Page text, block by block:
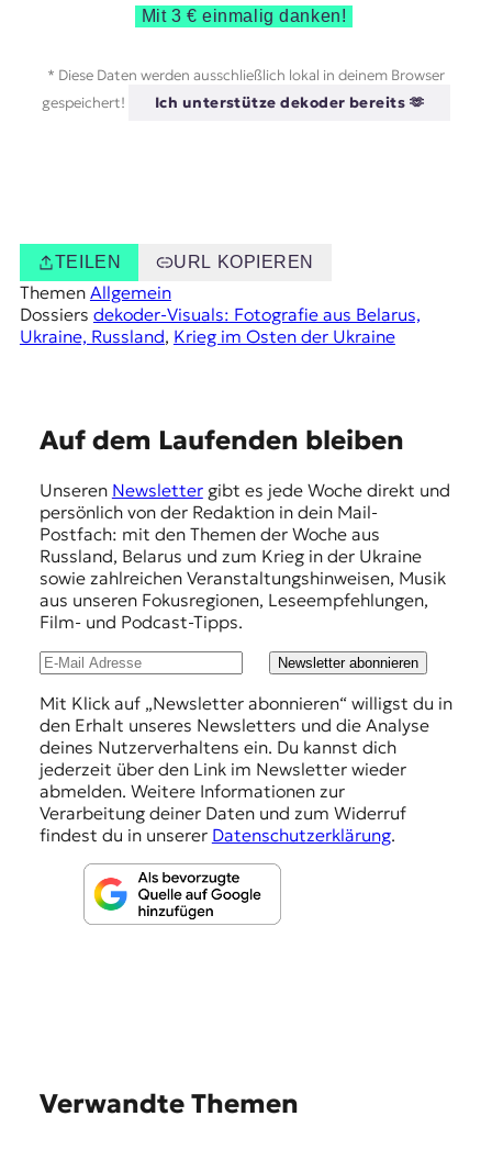
Mit 3 € einmalig danken!
* Diese Daten werden ausschließlich lokal in deinem Browser
gespeichert!
Ich unterstütze dekoder bereits 🫶
TEILEN URL KOPIEREN
Themen Allgemein
Dossiers dekoder-Visuals: Fotografie aus Belarus,
Ukraine, Russland, Krieg im Osten der Ukraine
Auf dem Laufenden bleiben
Unseren Newslettergibt es jede Woche direkt und
persönlich von der Redaktion in dein Mail-
Postfach: mit den Themen der Woche aus
Russland, Belarus und zum Krieg in der Ukraine
sowie zahlreichen Veranstaltungshinweisen, Musik
aus unseren Fokusregionen, Leseempfehlungen,
Film- und Podcast-Tipps.
Newsletter abonnieren
Mit Klick auf „Newsletter abonnieren“ willigst du in
den Erhalt unseres Newsletters und die Analyse
deines Nutzerverhaltens ein. Du kannst dich
jederzeit über den Link im Newsletter wieder
abmelden. Weitere Informationen zur
Verarbeitung deiner Daten und zum Widerruf
findest du in unserer Datenschutzerklärung.
Verwandte Themen